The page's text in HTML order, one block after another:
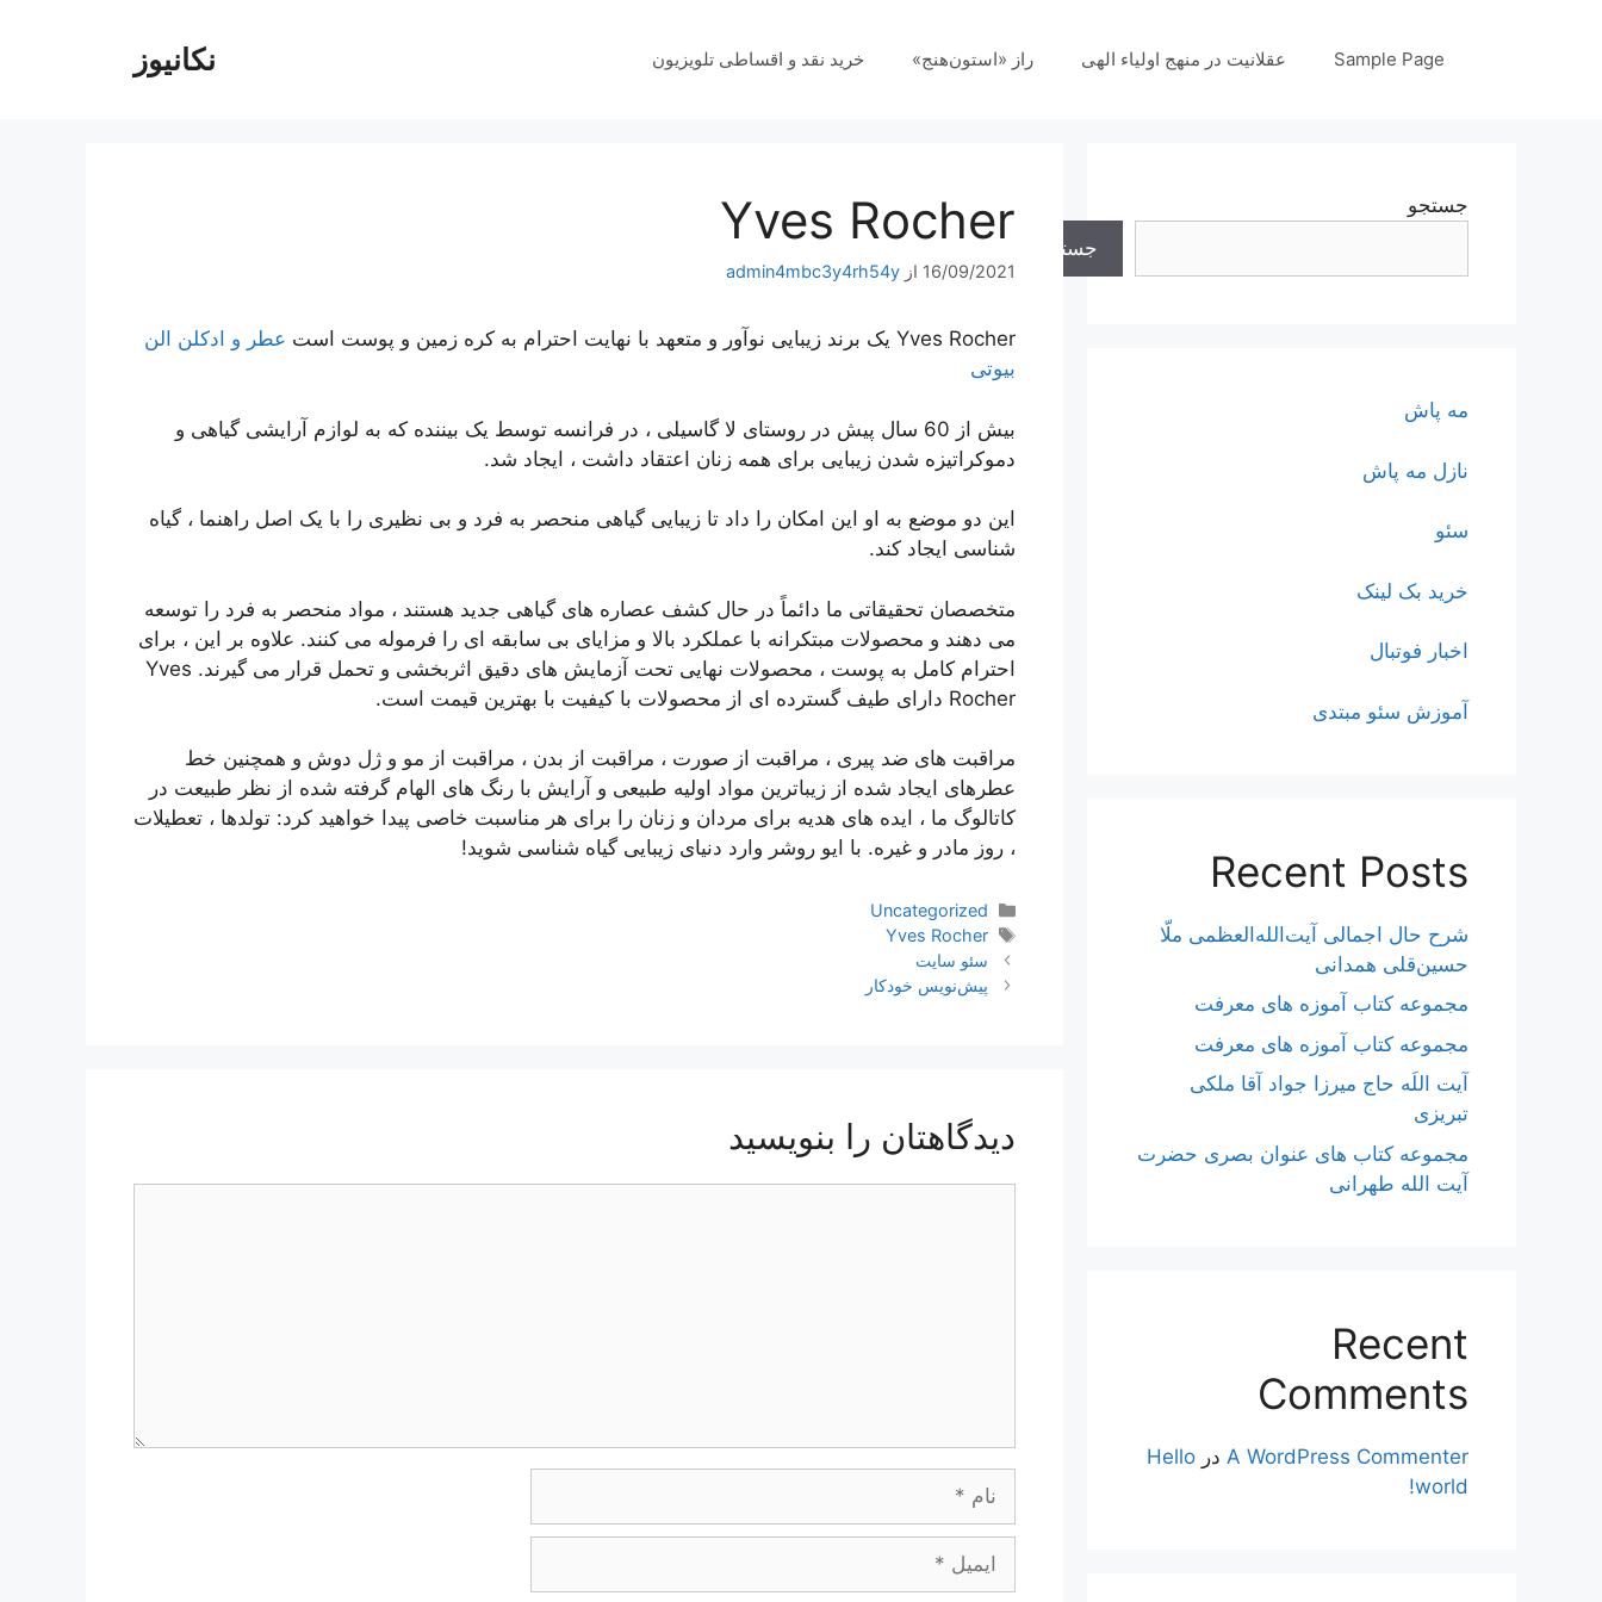
نکانیوز Sample Page عقلانیت در منهج اولیاء الهی راز «استون‌هنج» خرید نقد و اقساطی تلویزیون
Yves Rocher
16/09/2021 از admin4mbc3y4rh54y
Yves Rocher یک برند زیبایی نوآور و متعهد با نهایت احترام به کره زمین و پوست است
عطر و ادکلن الن
بیوتی
بیش از 60 سال پیش در روستای لا گاسیلی ، در فرانسه توسط یک بیننده که به لوازم آرایشی گیاهی و
دموکراتیزه شدن زیبایی برای همه زنان اعتقاد داشت ، ایجاد شد.
این دو موضع به او این امکان را داد تا زیبایی گیاهی منحصر به فرد و بی نظیری را با یک اصل راهنما ، گیاه
شناسی ایجاد کند.
متخصصان تحقیقاتی ما دائماً در حال کشف عصاره های گیاهی جدید هستند ، مواد منحصر به فرد را توسعه
می دهند و محصولات مبتکرانه با عملکرد بالا و مزایای بی سابقه ای را فرموله می کنند. علاوه بر این ، برای
احترام کامل به پوست ، محصولات نهایی تحت آزمایش های دقیق اثربخشی و تحمل قرار می گیرند. Yves
Rocher دارای طیف گسترده ای از محصولات با کیفیت با بهترین قیمت است.
مراقبت های ضد پیری ، مراقبت از صورت ، مراقبت از بدن ، مراقبت از مو و ژل دوش و همچنین خط
عطرهای ایجاد شده از زیباترین مواد اولیه طبیعی و آرایش با رنگ های الهام گرفته شده از نظر طبیعت در
کاتالوگ ما ، ایده های هدیه برای مردان و زنان را برای هر مناسبت خاصی پیدا خواهید کرد: تولدها ، تعطیلات
، روز مادر و غیره. با ایو روشر وارد دنیای زیبایی گیاه شناسی شوید!
دسته‌ها
Uncategorized
برچسب‌ها
Yves Rocher
ناوبری
نوشته‌ها
سئو سایت
پیش‌نویس خودکار
دیدگاهتان را بنویسید
ایمیل
جستجو
جستجو
مه پاش
نازل مه پاش
سئو
خرید بک لینک
اخبار فوتبال
آموزش سئو مبتدی
Recent Posts
شرح حال اجمالی آیت‌الله‌العظمی ملّا
حسین‌قلی همدانی
مجموعه کتاب آموزه های معرفت
مجموعه کتاب آموزه های معرفت
آیت اللَه حاج میرزا جواد آقا ملکی
تبریزی
مجموعه کتاب های عنوان بصری حضرت
آیت الله طهرانی
Recent
Comments
A WordPress Commenter در Hello
world!